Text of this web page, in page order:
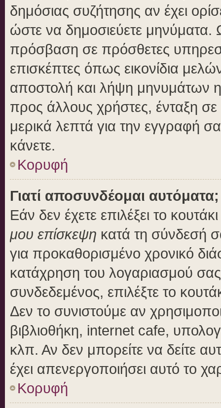
δημόσιας συζήτησης αν έχει
ώστε να δημοσιεύετε μηνύματα.
πρόσβαση σε πρόσθετες
επισκέπτες όπως εικονίδια
αποστολή και λήψη μηνυμάτων
προς άλλους χρήστες, ένταξη
μερικά λεπτά για την εγγραφή
κάνετε.
Κορυφή
Γιατί αποσυνδέομαι αυτόματα;
Εάν δεν έχετε επιλέξει το
μου επίσκεψη κατά τη σύνδεσή
για προκαθορισμένο χρονικό
κατάχρηση του λογαριασμού
συνδεδεμένος, επιλέξτε το
Δεν το συνιστούμε αν
βιβλιοθήκη, internet cafe,
κλπ. Αν δεν μπορείτε να δείτε
έχει απενεργοποιήσει αυτό το
Κορυφή